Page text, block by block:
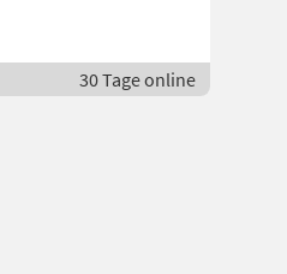
30 Tage online